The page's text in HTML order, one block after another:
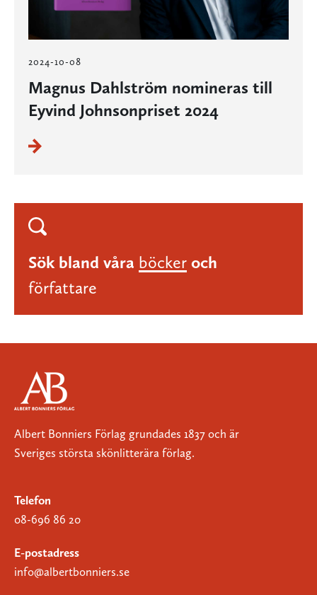
2024-10-08
Magnus Dahlström nomineras till
Eyvind Johnsonpriset 2024
Sök bland våra böcker och
författare
Albert Bonniers Förlag grundades 1837 och är
Sveriges största skönlitterära förlag.
Telefon
08-696 86 20
E-postadress
info@albertbonniers.se